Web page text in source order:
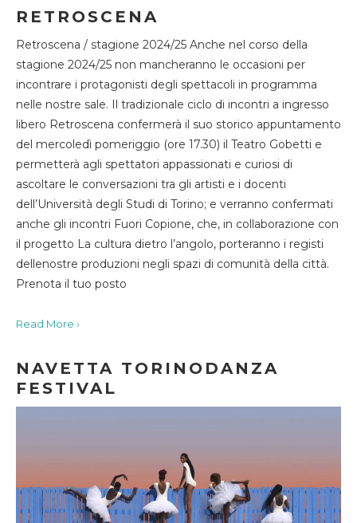
RETROSCENA
Retroscena / stagione 2024/25 Anche nel corso della
stagione 2024/25 non mancheranno le occasioni per
incontrare i protagonisti degli spettacoli in programma
nelle nostre sale. Il tradizionale ciclo di incontri a ingresso
libero Retroscena confermerà il suo storico appuntamento
del mercoledì pomeriggio (ore 17.30) il Teatro Gobetti e
permetterà agli spettatori appassionati e curiosi di
ascoltare le conversazioni tra gli artisti e i docenti
dell’Università degli Studi di Torino; e verranno confermati
anche gli incontri Fuori Copione, che, in collaborazione con
il progetto La cultura dietro l’angolo, porteranno i registi
dellenostre produzioni negli spazi di comunità della città.
Prenota il tuo posto
Read More ›
NAVETTA TORINODANZA
FESTIVAL